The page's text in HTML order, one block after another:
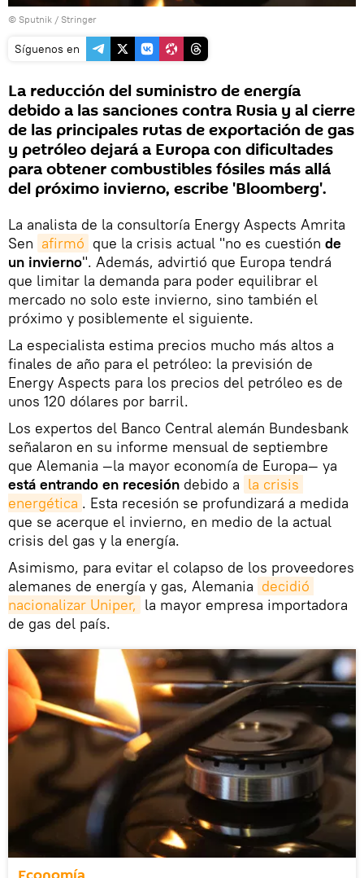
© Sputnik / Stringer
Síguenos en
La reducción del suministro de energía
debido a las sanciones contra Rusia y al cierre
de las principales rutas de exportación de gas
y petróleo dejará a Europa con dificultades
para obtener combustibles fósiles más allá
del próximo invierno, escribe 'Bloomberg'.
La analista de la consultoría Energy Aspects Amrita
Sen afirmó que la crisis actual "no es cuestión de
un invierno". Además, advirtió que Europa tendrá
que limitar la demanda para poder equilibrar el
mercado no solo este invierno, sino también el
próximo y posiblemente el siguiente.
La especialista estima precios mucho más altos a
finales de año para el petróleo: la previsión de
Energy Aspects para los precios del petróleo es de
unos 120 dólares por barril.
Los expertos del Banco Central alemán Bundesbank
señalaron en su informe mensual de septiembre
que Alemania —la mayor economía de Europa— ya
está entrando en recesión debido a la crisis
energética . Esta recesión se profundizará a medida
que se acerque el invierno, en medio de la actual
crisis del gas y la energía.
Asimismo, para evitar el colapso de los proveedores
alemanes de energía y gas, Alemania decidió
nacionalizar Uniper, la mayor empresa importadora
de gas del país.